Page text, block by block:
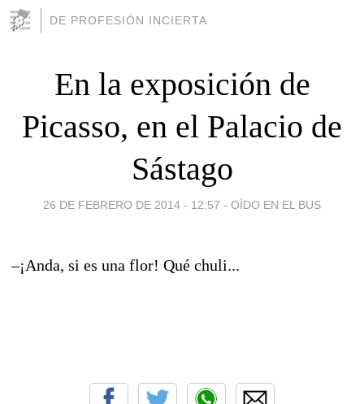
DE PROFESIÓN INCIERTA
En la exposición de
Picasso, en el Palacio de
Sástago
26 DE FEBRERO DE 2014 - 12:57 - OÍDO EN EL BUS
–¡Anda, si es una flor! Qué chuli...